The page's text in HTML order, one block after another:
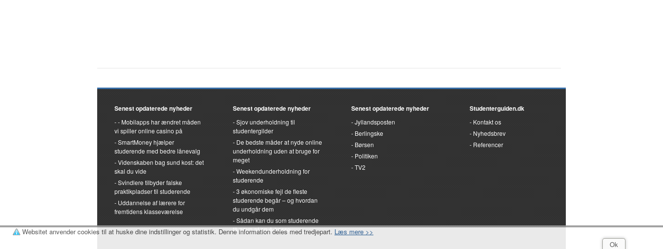
Senest opdaterede nyheder
Mobilapps har ændret måden
vi spiller online casino på
SmartMoney hjælper
studerende med bedre lånevalg
Videnskaben bag sund kost: det
skal du vide
Svindlere tilbyder falske
praktikpladser til studerende
Uddannelse af lærere for
fremtidens klasseværelse
Senest opdaterede nyheder
Sjov underholdning til
studentergilder
De bedste måder at nyde online
underholdning uden at bruge for
meget
Weekendunderholdning for
studerende
3 økonomiske fejl de fleste
studerende begår – og hvordan
du undgår dem
Sådan kan du som studerende
få gavn af en A-kasse
Senest opdaterede nyheder
Jyllandsposten
Berlingske
Børsen
Politiken
TV2
Studenterguiden.dk
Kontakt os
Nyhedsbrev
Referencer
Ok
Websitet anvender cookies til at huske dine indstillinger og statistik. Denne information deles med tredjepart. Læs mere >>